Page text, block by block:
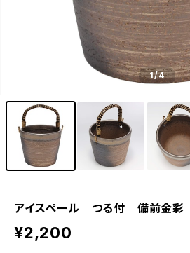
1/4
アイスペール つる付 備前金彩
¥2,200